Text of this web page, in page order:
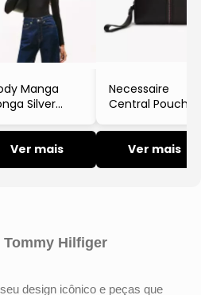
Manga
Silver
Tommy
Ver mais
Necessaire
Central Pouch
- Tommy
Hilfiger
Ver mais
Hilfiger
design icônico e peças que